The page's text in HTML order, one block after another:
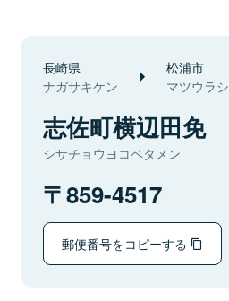
長崎県
ナガサキケン
松浦市
マツウラシ
志佐町横辺田免
シサチョウヨコベタメン
859-4517
郵便番号をコピーする